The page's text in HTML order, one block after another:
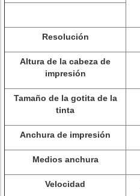
Resolución
Altura de la cabeza de
impresión
Tamaño de la gotita de la
tinta
Anchura de impresión
Medios anchura
Velocidad